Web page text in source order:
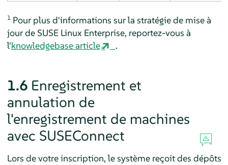
1Pour plus d'informations sur la stratégie de mise à
jour de SUSE Linux Enterprise, reportez-vous à
l'knowledgebase article .
1.6 Enregistrement et
annulation de
l'enregistrement de machines
avec SUSEConnect
Lors de votre inscription, le système reçoit des dépôts